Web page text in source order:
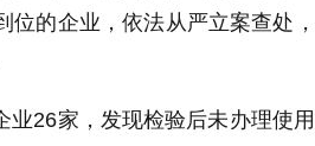
的企业，依法从严立案查处
26家，发现检验后未办理使